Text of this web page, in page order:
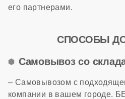
его партнерами.
СПОСОБЫ
Самовывоз со
– Самовывозом с
компании в вашем городе.